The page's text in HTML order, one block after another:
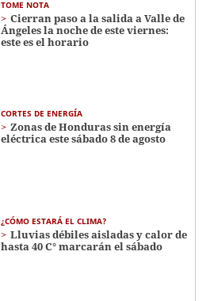
TOME NOTA
Cierran paso a la salida a Valle de
Ángeles la noche de este viernes:
este es el horario
CORTES DE ENERGÍA
Zonas de Honduras sin energía
eléctrica este sábado 8 de agosto
¿CÓMO ESTARÁ EL CLIMA?
Lluvias débiles aisladas y calor de
hasta 40 C° marcarán el sábado